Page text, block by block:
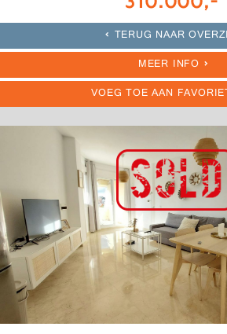
TERUG NAAR
MEER INFO
VOEG TOE AAN